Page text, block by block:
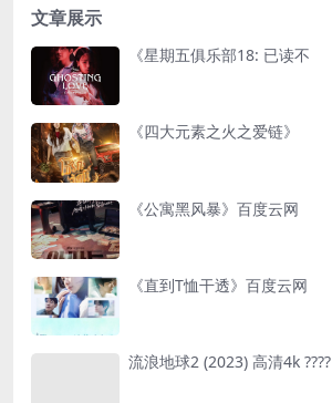
文章展示
《星期五俱乐部18: 已读不
《四大元素之火之爱链》
《公寓黑风暴》百度云网
《直到T恤干透》百度云网
流浪地球2 (2023) 高清4k ????